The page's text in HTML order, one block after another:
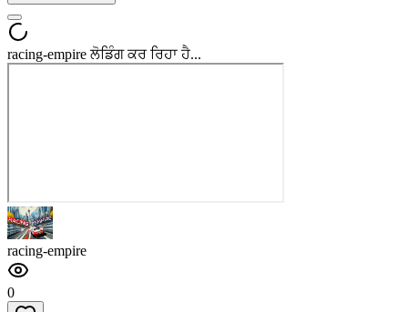
racing-empire ਲੋਡਿੰਗ ਕਰ ਰਿਹਾ ਹੈ...
racing-empire
0